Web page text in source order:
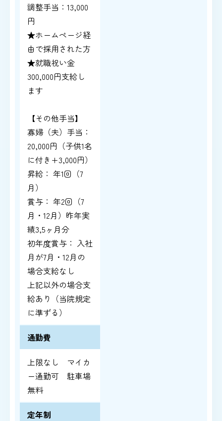
調整手当：13,000
円
★ホームページ経
由で採用された方
★就職祝い金
300,000円支給し
ます
【その他手当】
寡婦（夫）手当：
20,000円（子供1名
に付き+3,000円）
昇給： 年1回（7
月）
賞与： 年2回（7
月・12月）昨年実
績3,5ヶ月分
初年度賞与： 入社
月が7月・12月の
場合支給なし
上記以外の場合支
給あり（当院規定
に準ずる）
通勤費
上限なし マイカ
ー通勤可 駐車場
無料
定年制